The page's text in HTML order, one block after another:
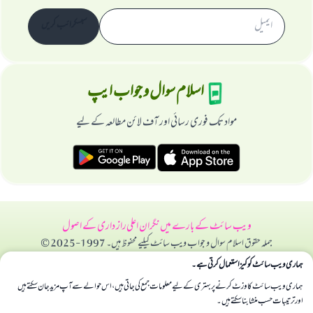
اسلام سوال و جواب ایپ
مواد تک فوری رسائی اور آف لائن مطالعہ کے لیے
ویب سائٹ کے بارے میںنگران اعلیراز داری کے اصول
جملہ حقوق اسلام سوال و جواب ویب سائٹ کیلیے محفوظ ہیں۔ 1997-2025 ©
ہماری ویب سائٹ کوکیز استعمال کرتی ہے۔
ہماری ویب سائٹ کا وزٹ کرنے پر بہتری کے لیے معلومات جمع کی جاتی ہیں، اس حوالے سے آپ مزید جان سکتے ہیں
اور ترتیبات حسب منشا بنا سکتے ہیں۔